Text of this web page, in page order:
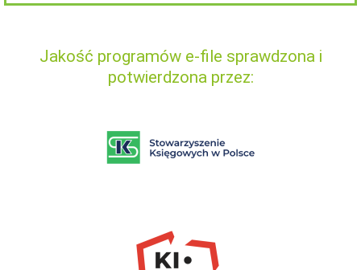
Jakość programów e-file sprawdzona i
potwierdzona przez: